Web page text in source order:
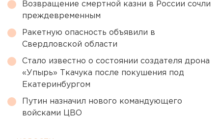
Возвращение смертной казни в России сочли
преждевременным
Ракетную опасность объявили в
Свердловской области
Стало известно о состоянии создателя дрона
«Упырь» Ткачука после покушения под
Екатеринбургом
Путин назначил нового командующего
войсками ЦВО